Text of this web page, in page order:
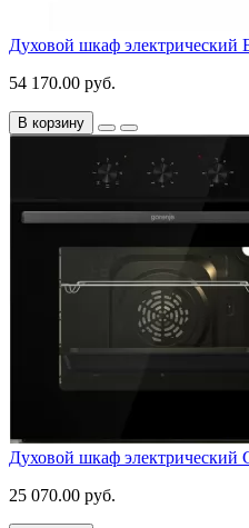
Духовой шкаф электрический
54 170.00 руб.
В корзину
Духовой шкаф электрический
25 070.00 руб.